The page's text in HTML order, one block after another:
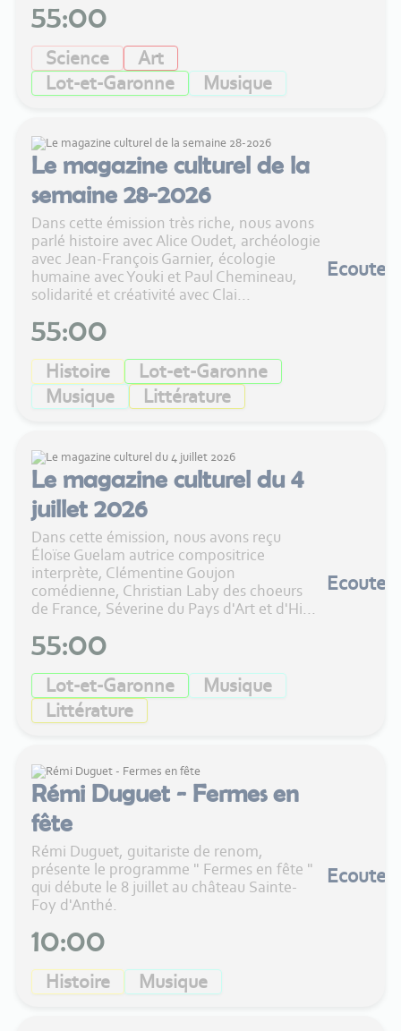
55:00
Science
Art
Lot-et-Garonne
Musique
Le magazine culturel de la
semaine 28-2026
Dans cette émission très riche, nous avons
parlé histoire avec Alice Oudet, archéologie
avec Jean-François Garnier, écologie
humaine avec Youki et Paul Chemineau,
solidarité et créativité avec Clai...
55:00
Histoire
Lot-et-Garonne
Musique
Littérature
Ecouter
Le magazine culturel du 4
juillet 2026
Dans cette émission, nous avons reçu
Éloïse Guelam autrice compositrice
interprète, Clémentine Goujon
comédienne, Christian Laby des choeurs
de France, Séverine du Pays d'Art et d'Hi...
55:00
Lot-et-Garonne
Musique
Littérature
Ecouter
Rémi Duguet - Fermes en
fête
Rémi Duguet, guitariste de renom,
présente le programme " Fermes en fête "
qui débute le 8 juillet au château Sainte-
Foy d'Anthé.
10:00
Histoire Musique
Ecouter